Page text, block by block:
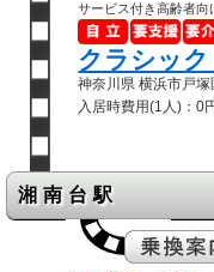
サービス付き高齢者向
クラシッ
神奈川県 横浜市戸
入居時費用(1人)：
湘南台駅